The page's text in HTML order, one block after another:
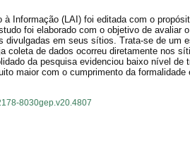
à Informação (LAI) foi editada com o
foi elaborado com o objetivo de avaliar
divulgadas em seus sítios. Trata-se de um
coleta de dados ocorreu diretamente nos
da pesquisa evidenciou baixo nível
maior com o cumprimento da
8030gep.v20.4807